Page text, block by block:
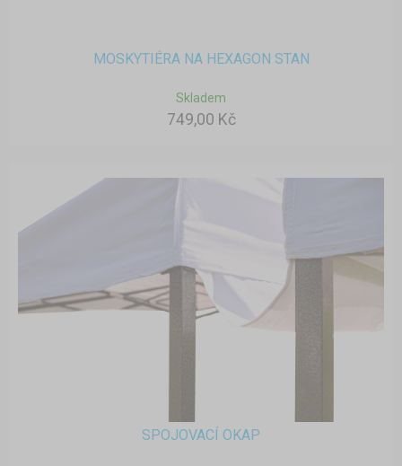
MOSKYTIÉRA NA HEXAGON STAN
Skladem
749,00 Kč
SPOJOVACÍ OKAP